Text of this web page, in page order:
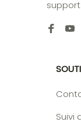
Suivi